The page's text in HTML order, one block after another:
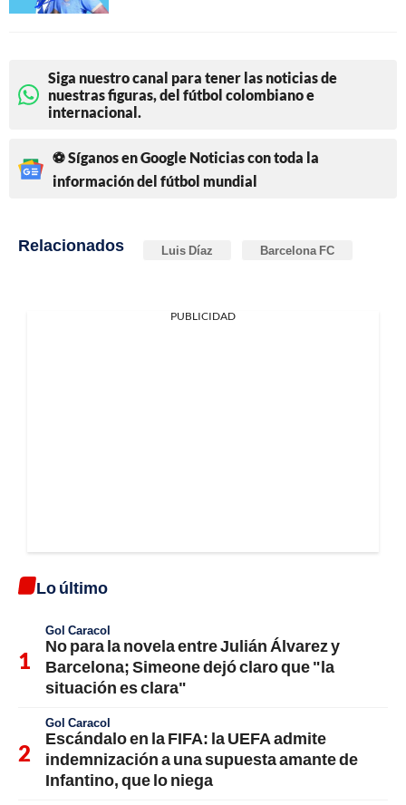
Siga nuestro canal para tener las noticias de
nuestras figuras, del fútbol colombiano e
internacional.
⚽ Síganos en Google Noticias con toda la
información del fútbol mundial
Relacionados Luis Díaz Barcelona FC
PUBLICIDAD
Lo último
Gol Caracol
No para la novela entre Julián Álvarez y
Barcelona; Simeone dejó claro que "la
situación es clara"
Gol Caracol
Escándalo en la FIFA: la UEFA admite
indemnización a una supuesta amante de
Infantino, que lo niega